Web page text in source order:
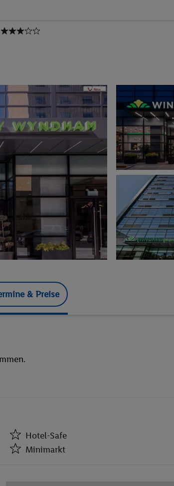
& Preise
Hotel-Safe
Minimarkt